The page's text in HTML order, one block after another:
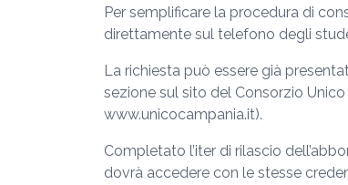
Per semplificare la procedura di
direttamente sul telefono degli
La richiesta può essere già
sezione sul sito del Consorzio
www.unicocampania.it).
Completato l’iter di rilascio
dovrà accedere con le stesse